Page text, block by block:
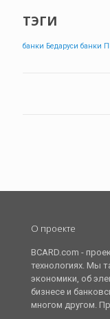
ТЭГИ
банки Бедаруси банки
О проекте
BCARD.com -
технологиях. Мы
экономики, об
бизнесе и
многом другом.